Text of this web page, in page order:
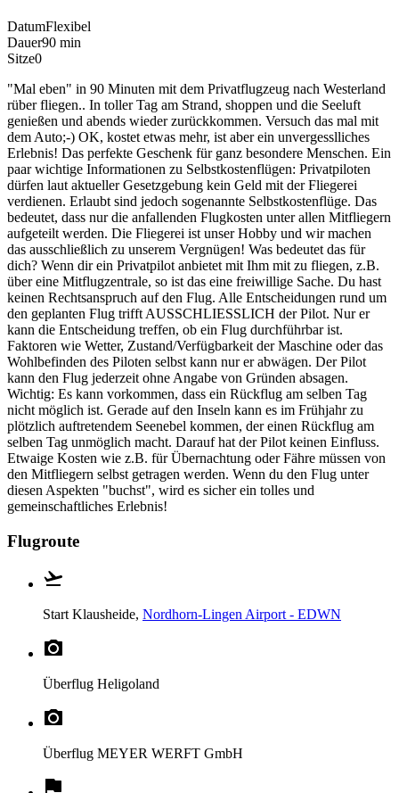
DatumFlexibel
Dauer90 min
Sitze0
"Mal eben" in 90 Minuten mit dem Privatflugzeug nach Westerland
rüber fliegen.. In toller Tag am Strand, shoppen und die Seeluft
genießen und abends wieder zurückkommen. Versuch das mal mit
dem Auto;-) OK, kostet etwas mehr, ist aber ein unvergesslliches
Erlebnis! Das perfekte Geschenk für ganz besondere Menschen. Ein
paar wichtige Informationen zu Selbstkostenflügen: Privatpiloten
dürfen laut aktueller Gesetzgebung kein Geld mit der Fliegerei
verdienen. Erlaubt sind jedoch sogenannte Selbstkostenflüge. Das
bedeutet, dass nur die anfallenden Flugkosten unter allen Mitfliegern
aufgeteilt werden. Die Fliegerei ist unser Hobby und wir machen
das ausschließlich zu unserem Vergnügen! Was bedeutet das für
dich? Wenn dir ein Privatpilot anbietet mit Ihm mit zu fliegen, z.B.
über eine Mitflugzentrale, so ist das eine freiwillige Sache. Du hast
keinen Rechtsanspruch auf den Flug. Alle Entscheidungen rund um
den geplanten Flug trifft AUSSCHLIESSLICH der Pilot. Nur er
kann die Entscheidung treffen, ob ein Flug durchführbar ist.
Faktoren wie Wetter, Zustand/Verfügbarkeit der Maschine oder das
Wohlbefinden des Piloten selbst kann nur er abwägen. Der Pilot
kann den Flug jederzeit ohne Angabe von Gründen absagen.
Wichtig: Es kann vorkommen, dass ein Rückflug am selben Tag
nicht möglich ist. Gerade auf den Inseln kann es im Frühjahr zu
plötzlich auftretendem Seenebel kommen, der einen Rückflug am
selben Tag unmöglich macht. Darauf hat der Pilot keinen Einfluss.
Etwaige Kosten wie z.B. für Übernachtung oder Fähre müssen von
den Mitfliegern selbst getragen werden. Wenn du den Flug unter
diesen Aspekten "buchst", wird es sicher ein tolles und
gemeinschaftliches Erlebnis!
Flugroute
Start Klausheide, Nordhorn-Lingen Airport - EDWN
Überflug Heligoland
Überflug MEYER WERFT GmbH